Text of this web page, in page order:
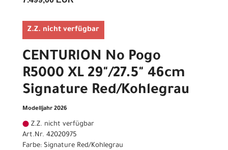
Z.Z. nicht verfügbar
CENTURION No Pogo
R5000 XL 29"/27.5" 46cm
Signature Red/Kohlegrau
Modelljahr 2026
Z.Z. nicht verfügbar
Art.Nr. 42020975
Farbe: Signature Red/Kohlegrau